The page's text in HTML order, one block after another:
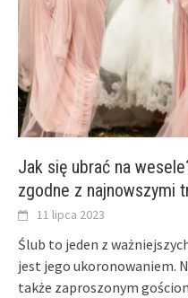
Jak się ubrać na
zgodne z najnowszymi
11 lipca 2023
Ślub to jeden z
jest jego ukoronowaniem.
także zaproszonym